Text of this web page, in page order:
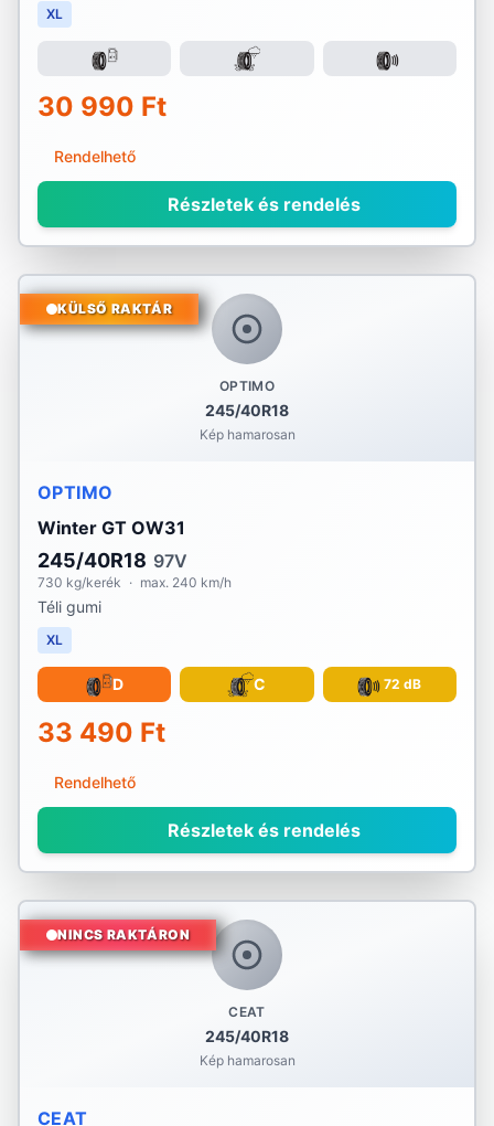
XL
30 990 Ft
Rendelhető
Részletek és rendelés
OPTIMO
245/40R18
Kép hamarosan
KÜLSŐ RAKTÁR
OPTIMO
Winter GT OW31
245/40R18 97V
730 kg/kerék · max. 240 km/h
Téli gumi
XL
D C 72 dB
33 490 Ft
Rendelhető
Részletek és rendelés
CEAT
245/40R18
Kép hamarosan
NINCS RAKTÁRON
CEAT